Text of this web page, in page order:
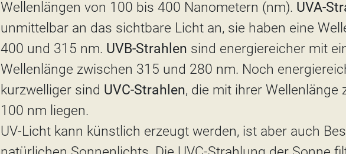
Wellenlängen von 100 bis 400 Nanometern (nm). UVA-
unmittelbar an das sichtbare Licht an, sie haben eine
400 und 315 nm. UVB-Strahlen sind energiereicher mit
Wellenlänge zwischen 315 und 280 nm. Noch
kurzwelliger sind UVC-Strahlen, die mit ihrer Wellenlänge
100 nm liegen.
UV-Licht kann künstlich erzeugt werden, ist aber auch